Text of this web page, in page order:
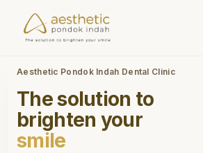
Aesthetic Pondok Indah Dental Clinic
The solution to
brighten your
smile